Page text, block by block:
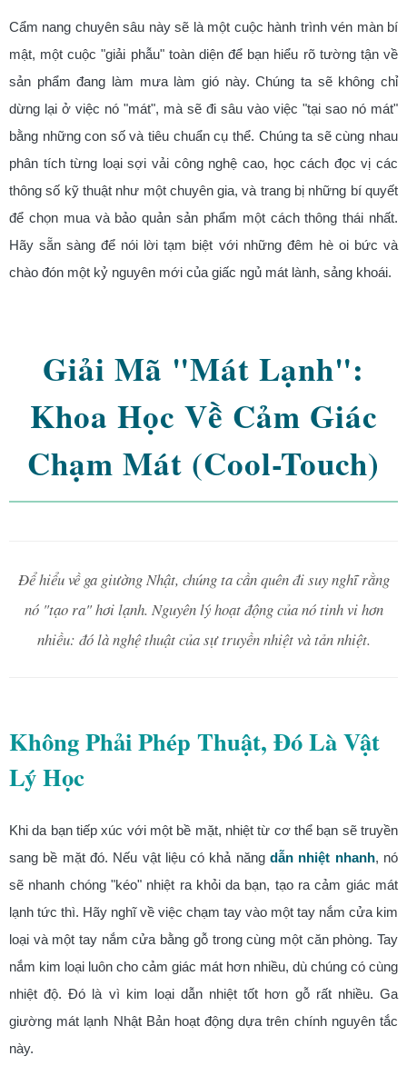
Cẩm nang chuyên sâu này sẽ là một cuộc hành trình vén màn bí
mật, một cuộc "giải phẫu" toàn diện để bạn hiểu rõ tường tận về
sản phẩm đang làm mưa làm gió này. Chúng ta sẽ không chỉ
dừng lại ở việc nó "mát", mà sẽ đi sâu vào việc "tại sao nó mát"
bằng những con số và tiêu chuẩn cụ thể. Chúng ta sẽ cùng nhau
phân tích từng loại sợi vải công nghệ cao, học cách đọc vị các
thông số kỹ thuật như một chuyên gia, và trang bị những bí quyết
để chọn mua và bảo quản sản phẩm một cách thông thái nhất.
Hãy sẵn sàng để nói lời tạm biệt với những đêm hè oi bức và
chào đón một kỷ nguyên mới của giấc ngủ mát lành, sảng khoái.
Giải Mã "Mát Lạnh":
Khoa Học Về Cảm Giác
Chạm Mát (Cool-Touch)
Để hiểu về ga giường Nhật, chúng ta cần quên đi suy nghĩ rằng
nó "tạo ra" hơi lạnh. Nguyên lý hoạt động của nó tinh vi hơn
nhiều: đó là nghệ thuật của sự truyền nhiệt và tản nhiệt.
Không Phải Phép Thuật, Đó Là Vật
Lý Học
Khi da bạn tiếp xúc với một bề mặt, nhiệt từ cơ thể bạn sẽ truyền
sang bề mặt đó. Nếu vật liệu có khả năngdẫn nhiệt nhanh, nó
sẽ nhanh chóng "kéo" nhiệt ra khỏi da bạn, tạo ra cảm giác mát
lạnh tức thì. Hãy nghĩ về việc chạm tay vào một tay nắm cửa kim
loại và một tay nắm cửa bằng gỗ trong cùng một căn phòng. Tay
nắm kim loại luôn cho cảm giác mát hơn nhiều, dù chúng có cùng
nhiệt độ. Đó là vì kim loại dẫn nhiệt tốt hơn gỗ rất nhiều. Ga
giường mát lạnh Nhật Bản hoạt động dựa trên chính nguyên tắc
này.